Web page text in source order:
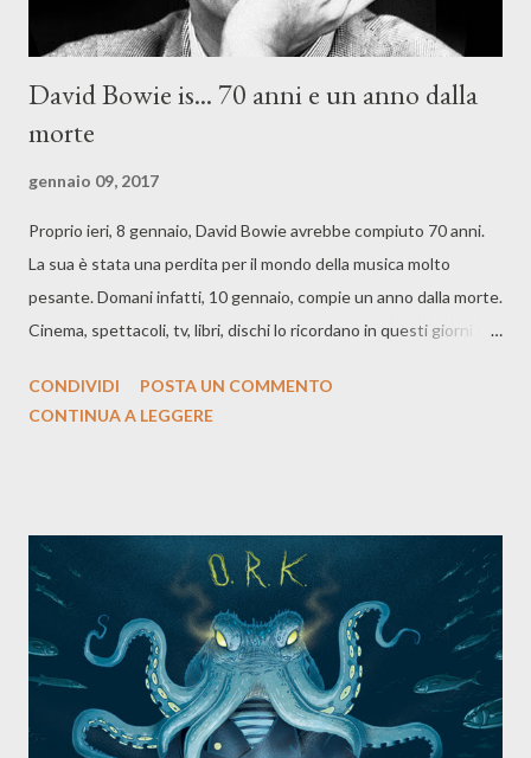
David Bowie is... 70 anni e un anno dalla
morte
gennaio 09, 2017
Proprio ieri, 8 gennaio, David Bowie avrebbe compiuto 70 anni.
La sua è stata una perdita per il mondo della musica molto
pesante. Domani infatti, 10 gennaio, compie un anno dalla morte.
Cinema, spettacoli, tv, libri, dischi lo ricordano in questi giorni e in
del suo ultimo lavoro, Sky Arte ha ricordato ieri il Duca Bianco
The Last Five Years", prodotto dalla BBC e diretto da Francis
Whately, che si addentra negli ultimi anni di vita dell'artista; a
seguire "L'uomo che cadde sulla terra" di Nicolas Roeg con
Bowie nei panni dell'alieno umanoide Thomas Jerome Newton e
"Jazzin For Blue Jean", il mini-film di Julian ...
CONDIVIDI
POSTA UN COMMENTO
CONTINUA A LEGGERE